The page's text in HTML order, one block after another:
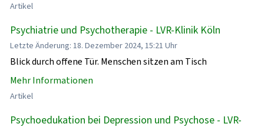
Artikel
Psychiatrie und Psychotherapie - LVR-Klinik Köln
Letzte Änderung: 18. Dezember 2024, 15:21 Uhr
Blick durch offene Tür. Menschen sitzen am Tisch
Mehr Informationen
Artikel
Psychoedukation bei Depression und Psychose - LVR-